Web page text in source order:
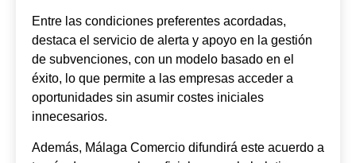
Entre las condiciones preferentes acordadas,
destaca el servicio de alerta y apoyo en la gestión
de subvenciones, con un modelo basado en el
éxito, lo que permite a las empresas acceder a
oportunidades sin asumir costes iniciales
innecesarios.
Además, Málaga Comercio difundirá este acuerdo a